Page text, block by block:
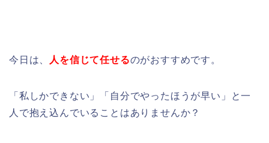
今日は、 人を信じて任せるのがおすすめです。
「私しかできない」「自分でやったほうが早い」と一
人で抱え込んでいることはありませんか？